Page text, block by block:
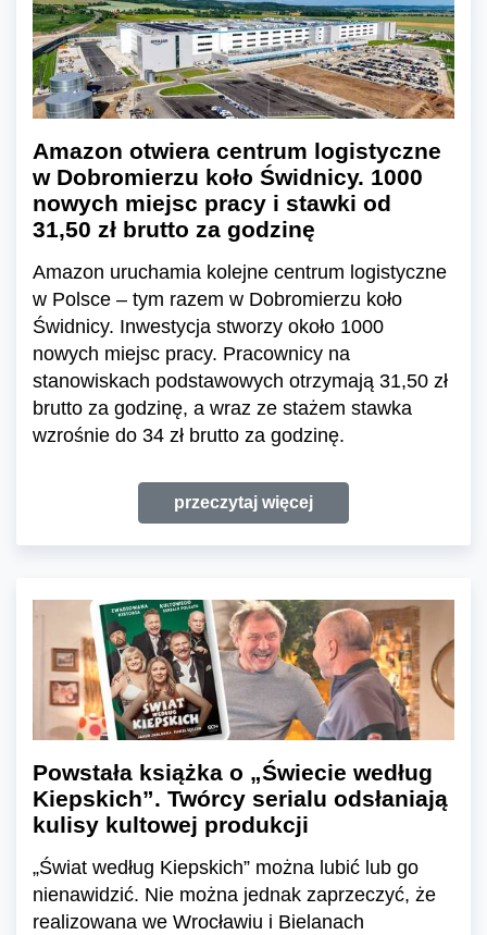
Amazon otwiera centrum logistyczne
w Dobromierzu koło Świdnicy. 1000
nowych miejsc pracy i stawki od
31,50 zł brutto za godzinę
Amazon uruchamia kolejne centrum logistyczne
w Polsce – tym razem w Dobromierzu koło
Świdnicy. Inwestycja stworzy około 1000
nowych miejsc pracy. Pracownicy na
stanowiskach podstawowych otrzymają 31,50 zł
brutto za godzinę, a wraz ze stażem stawka
wzrośnie do 34 zł brutto za godzinę.
przeczytaj więcej
Powstała książka o „Świecie według
Kiepskich”. Twórcy serialu odsłaniają
kulisy kultowej produkcji
„Świat według Kiepskich” można lubić lub go
nienawidzić. Nie można jednak zaprzeczyć, że
realizowana we Wrocławiu i Bielanach